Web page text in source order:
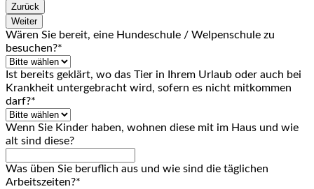
Zurück
Weiter
Wären Sie bereit, eine Hundeschule / Welpenschule zu
besuchen?*
Ist bereits geklärt, wo das Tier in Ihrem Urlaub oder auch bei
Krankheit untergebracht wird, sofern es nicht mitkommen
darf?*
Wenn Sie Kinder haben, wohnen diese mit im Haus und wie
alt sind diese?
Was üben Sie beruflich aus und wie sind die täglichen
Arbeitszeiten?*